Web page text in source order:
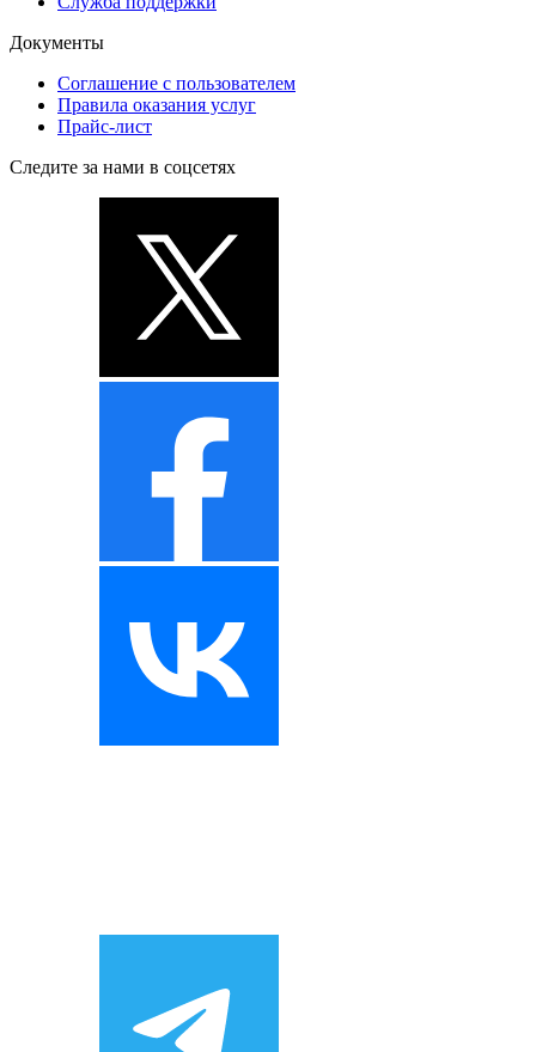
Документы
Соглашение с пользователем
Правила оказания услуг
Прайс-лист
Следите за нами в соцсетях